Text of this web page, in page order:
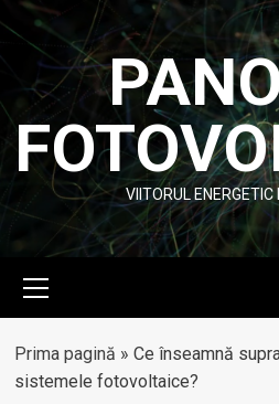
Skip
to
content
VIITORUL ENERGETIC
Menu
Prima pagină » Ce înseamnă
sistemele fotovoltaice?